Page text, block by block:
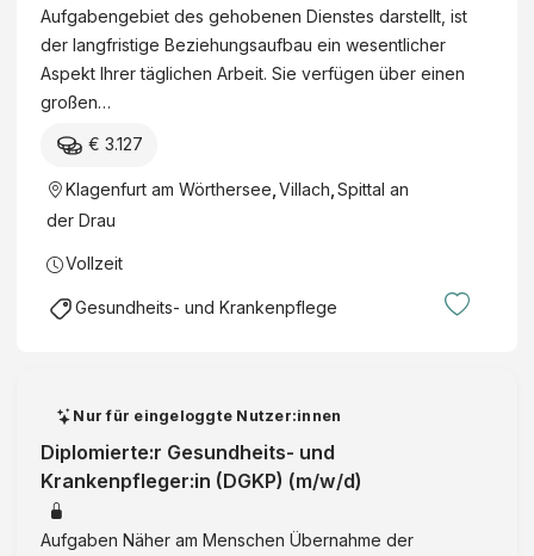
Aufgabengebiet des gehobenen Dienstes darstellt, ist
der langfristige Beziehungsaufbau ein wesentlicher
Aspekt Ihrer täglichen Arbeit. Sie verfügen über einen
großen…
€ 3.127
Klagenfurt am Wörthersee,Villach,Spittal an
der Drau
Vollzeit
Gesundheits- und Krankenpflege
Nur für eingeloggte Nutzer:innen
Diplomierte:r Gesundheits- und
Krankenpfleger:in (DGKP) (m/w/d)
Aufgaben Näher am Menschen Übernahme der